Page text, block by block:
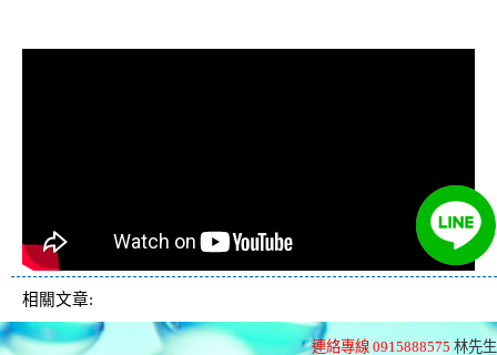
相關文章:
連絡專線 0915888575 林先生